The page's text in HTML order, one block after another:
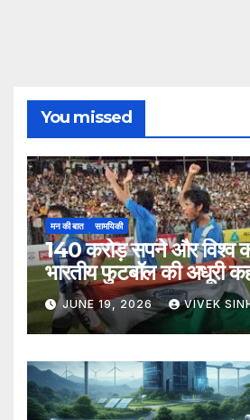
You missed
मन की बात सामयिकी
140 करोड़ सपने और विश्व
भारतीय फुटबॉल की अधूरी
JUNE 19, 2026 VIVEK